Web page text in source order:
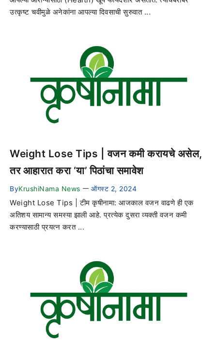
उत्कृष्ट चवीमुळे अनेकांना आपल्या दिवसाची सुरुवात ...
Weight Lose Tips | वजन कमी करायचे असेल,
तर आहारात करा ‘या’ पिठांचा समावेश
ByKrushiNama News — ऑगस्ट 2, 2024
Weight Lose Tips | टीम कृषीनामा: आजकाल वजन वाढणे ही एक
अतिशय सामान्य समस्या झाली आहे. प्रत्येक दुसरा व्यक्ती वजन कमी
करण्यासाठी प्रयत्न करत ...